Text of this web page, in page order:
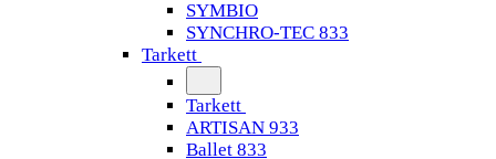
SYMBIO
SYNCHRO-TEC 833
Tarkett
Tarkett
ARTISAN 933
Ballet 833